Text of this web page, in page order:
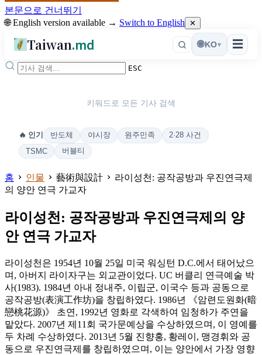
본문으로 건너뛰기
🌐 English version available → Switch to English ✕
Taiwan.md ☰
🌐KO▾
ESC
키워드로 모든 기사 검색
🔥 인기 반도체 야시장 원주민족
2·28 사건
TSMC
버블티
홈 인물 藝術與設計
라이성천: 공작공방과 우진연극제
의 양안 연극 가교자
라이성천: 공작공방과 우진연극제의 양
안 연극 가교자
라이성천은 1954년 10월 25일 미국 워싱턴 D.C.에서 태어났으
며, 아버지 라이자구는 외교관이었다. UC 버클리 연극예술 박
사(1983). 1984년 아내 정내주, 이립군, 이국수 등과 공동으로
공작공방(表演工作坊)을 창립하였다. 1986년 《암련도원화(暗
戀桃花源)》 초연, 1992년 영화로 각색하여 임청하가 주연을
맡았다. 2007년 제11회 국가문예상을 수상하였으며, 이 영예를
두 차례 수상하였다. 2013년 5월 진향홍, 황레이, 맹경휘와 공
동으로 우진연극제를 창립하였으며, 이는 양안에서 가장 영향